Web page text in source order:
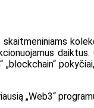
„Web3“